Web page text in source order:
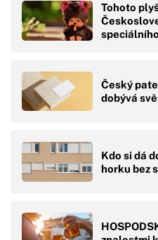
Tohoto
Český
dobývá
Kdo si dá
horku bez